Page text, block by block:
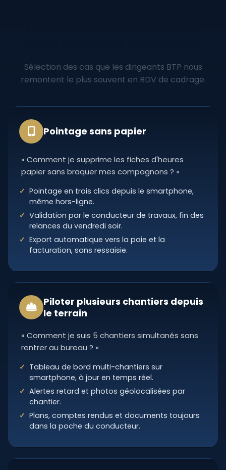
Sélection des cas que les dirigeants BTP nous
remontent le plus souvent en RDV de cadrage.
Pointage sans papier
« Comment je supprime les fiches d'heures
papier sans braquer mes compagnons ? »
Pointage en trois clics depuis le smartphone,
même hors-ligne.
Validation par le conducteur de travaux, fin des
relances du vendredi soir.
Export automatique vers la paie et la
facturation, sans ressaisie.
Piloter plusieurs chantiers depuis
le terrain
« Comment je suis 5 chantiers simultanés sans
rentrer au bureau ? »
Tableau de bord multi-chantiers sur
smartphone, à jour en temps réel.
Alertes retard et photos géolocalisées par
chantier.
Plans, comptes rendus et documents toujours
dans la poche du conducteur.